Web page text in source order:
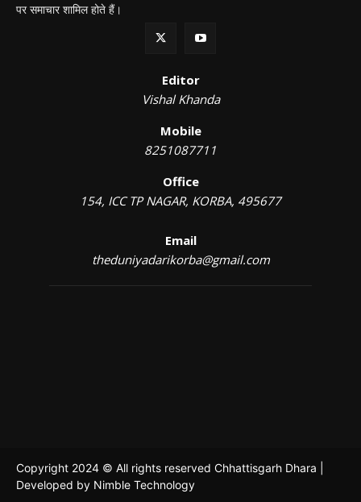
पर समाचार शामिल होते हैं।
Editor
Vishal Khanda
Mobile
8251087711
Office
154, ICC TP NAGAR, KORBA, 495677
Email
theduniyadarikorba@gmail.com
Copyright 2024 © All rights reserved Chhattisgarh Dhara |
Developed by Nimble Technology